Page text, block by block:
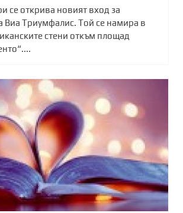
се открива новият вход за
Виа Триумфалис. Той се намира в
стени откъм площад